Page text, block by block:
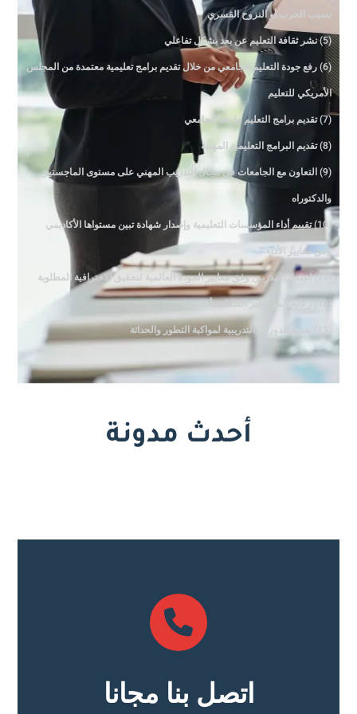
بسبب الحرب أو النزوح القسري
(5) نشر ثقافة التعليم عن بعد بشكل تفاعلي
(6) رفع جودة التعليم الجامعي من خلال تقديم برامج تعليمية معتمدة من المجلس
الأمريكي للتعليم
(7) تقديم برامج التعليم ما بعد الجامعي
(8) تقديم البرامج التعليمية المهنية
(9) التعاون مع الجامعات في مجال التدريب المهني على مستوى الماجستير
والدكتوراه
(10) تقييم أداء المؤسسات التعليمية وإصدار شهادة تبين مستواها الأكاديمي
وفق معايير الأداء
(12) رعاية المهن غير المنظمة أكاديميا
أحدث مدونة
اتصل بنا مجانا